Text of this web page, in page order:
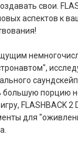
свои.
аспектов к
большую порцию
FLASHBACK 2
для